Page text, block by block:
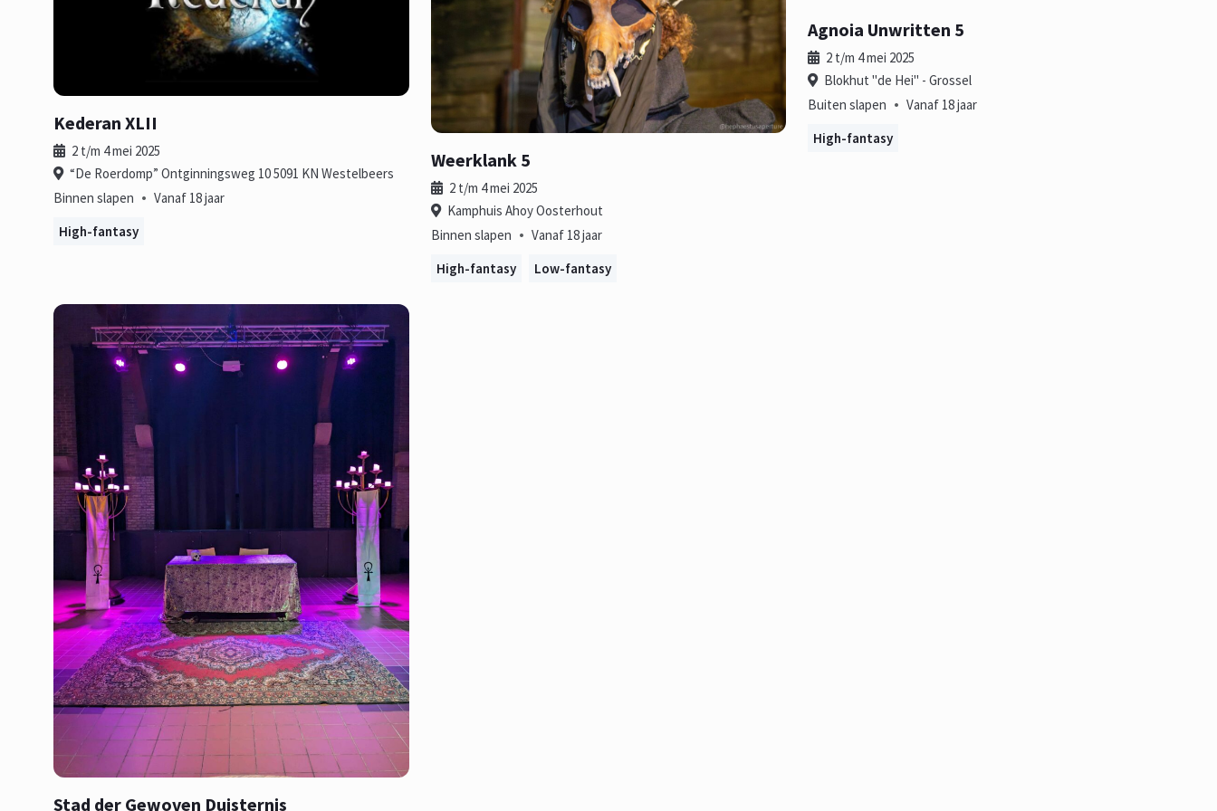
Kederan XLII
2 t/m 4 mei 2025
“De Roerdomp” Ontginningsweg 10 5091 KN Westelbeers
Binnen slapen • Vanaf 18 jaar
High-fantasy
Weerklank 5
2 t/m 4 mei 2025
Kamphuis Ahoy Oosterhout
Binnen slapen • Vanaf 18 jaar
High-fantasy
Low-fantasy
Agnoia Unwritten 5
2 t/m 4 mei 2025
Blokhut "de Hei" - Grossel
Buiten slapen • Vanaf 18 jaar
High-fantasy
Stad der Gewoven Duisternis